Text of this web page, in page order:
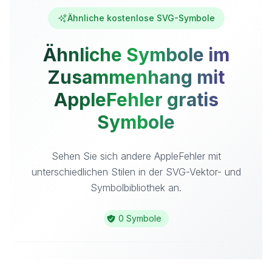
Ähnliche kostenlose SVG-Symbole
Ähnliche Symbole im
Zusammenhang mit
AppleFehler gratis
Symbole
Sehen Sie sich andere AppleFehler mit
unterschiedlichen Stilen in der SVG-Vektor- und
Symbolbibliothek an.
0 Symbole